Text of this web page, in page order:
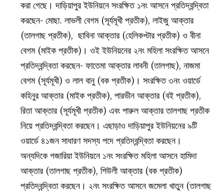
করা গেছে। দাড়িয়াপুর ইউনিয়নে সংরক্ষিত ১নং আসনে প্রতিদ্বন্দ্বিতা
করছেন- মোছা. লাভলী বেগম (সূর্যমূখী প্রতীক), লাইজু আক্তার
(তালগাছ প্রতীক), ছাবিনা আক্তার (হেলিকপ্টার প্রতীক) ও বীনা
বেগম (মাইক প্রতীক)। ওই ইউনিয়নের ২নং মহিলা সংরক্ষিত আসনে
প্রতিদ্বন্দ্বিতা করছেন- ফাতেমা আক্তার লাবনী (তালগাছ), নাজমা
বেগম (সূর্যমূখী) ও লাল বানু (বক প্রতীক)। সংরক্ষিত ৩নং ওয়ার্ডে
কহিনুর আক্তার (মাইক প্রতীক), পারভীন আক্তার (বই প্রতীক),
রিতা আক্তার (সূর্যমূখী প্রতীক) এবং পারুল আক্তার তালগাছ প্রতীক
নিয়ে প্রতিদ্বন্দ্বিতা করছেন। এছাড়াও দাড়িয়াপুর ইউনিয়নের ৯টি
ওয়ার্ডে ৪১জন সাধারণ সদস্য পদে প্রতিদ্বন্দ্বিতা করছেন।
অন্যদিকে গজারিয়া ইউনিয়নে ১নং সংরক্ষিত মহিলা আসনে হামিদা
আক্তার (তালগাছ প্রতীক), শিউলী আক্তার (বক প্রতীক)
প্রতিদ্বন্দ্বিতা করছেন। ২নং সংরক্ষিত আসনে জমেলা খাতুন (তালগাছ